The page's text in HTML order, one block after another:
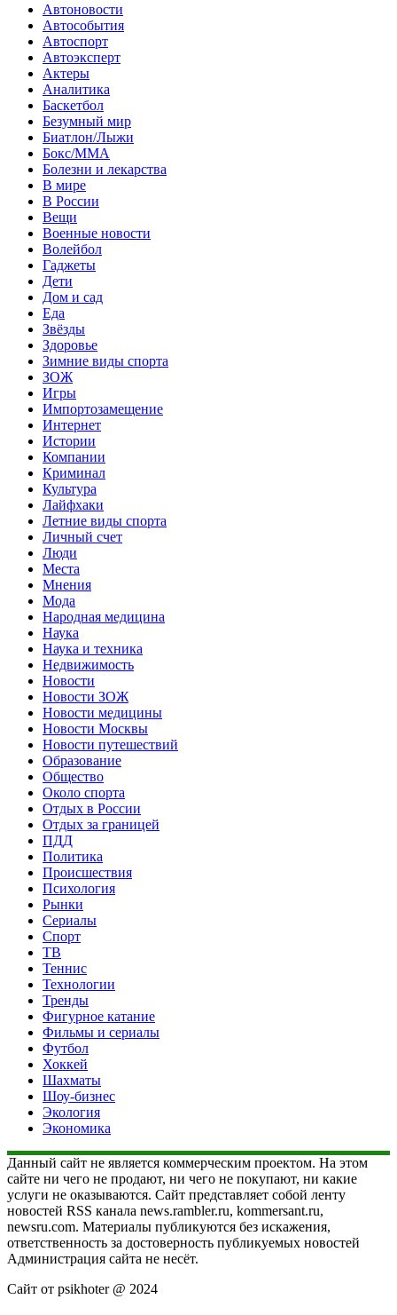
Автоновости
Автособытия
Автоспорт
Автоэксперт
Актеры
Аналитика
Баскетбол
Безумный мир
Биатлон/Лыжи
Бокс/MMA
Болезни и лекарства
В мире
В России
Вещи
Военные новости
Волейбол
Гаджеты
Дети
Дом и сад
Еда
Звёзды
Здоровье
Зимние виды спорта
ЗОЖ
Игры
Импортозамещение
Интернет
Истории
Компании
Криминал
Культура
Лайфхаки
Летние виды спорта
Личный счет
Люди
Места
Мнения
Мода
Народная медицина
Наука
Наука и техника
Недвижимость
Новости
Новости ЗОЖ
Новости медицины
Новости Москвы
Новости путешествий
Образование
Общество
Около спорта
Отдых в России
Отдых за границей
ПДД
Политика
Происшествия
Психология
Рынки
Сериалы
Спорт
ТВ
Теннис
Технологии
Тренды
Фигурное катание
Фильмы и сериалы
Футбол
Хоккей
Шахматы
Шоу-бизнес
Экология
Экономика
Данный сайт не является коммерческим проектом. На этом
сайте ни чего не продают, ни чего не покупают, ни какие
услуги не оказываются. Сайт представляет собой ленту
новостей RSS канала news.rambler.ru, kommersant.ru,
newsru.com. Материалы публикуются без искажения,
ответственность за достоверность публикуемых новостей
Администрация сайта не несёт.
Сайт от psikhoter @ 2024